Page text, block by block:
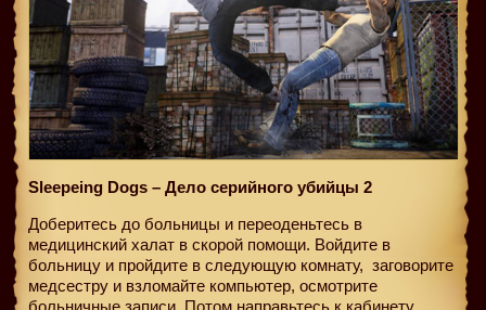
Sleepeing Dogs – Дело серийного убийцы 2
Доберитесь до больницы и переоденьтесь в
медицинский халат в скорой помощи. Войдите в
больницу и пройдите в следующую комнату, заговорите
медсестру и взломайте компьютер, осмотрите
больничные записи. Потом направьтесь к кабинету